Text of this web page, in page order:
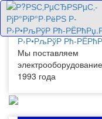
Мы поставляем
1993 года